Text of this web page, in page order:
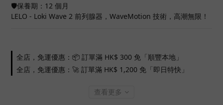
🛡️保養期：12 個月
LELO - Loki Wave 2 前列腺器，WaveMotion 技術，高潮無限！
全店，免運優惠：📦 訂單滿 HK$ 300 免「順豐本地」
全店，免運優惠：🚀 訂單滿 HK$ 1,200 免「即日特快」
查看更多